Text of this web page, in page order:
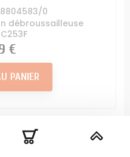
0
débroussailleuse
€
PANIER